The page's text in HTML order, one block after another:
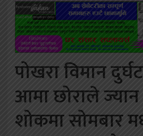
पोखरा विमान
आमा छोराले
शोकमा सोमबार